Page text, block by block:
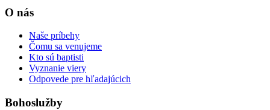
O nás
Naše príbehy
Čomu sa venujeme
Kto sú baptisti
Vyznanie viery
Odpovede pre hľadajúcich
Bohoslužby